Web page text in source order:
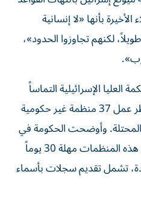
بأنها «لا إنسانية
لكنهم تجاوزوا الحدود»،
الإسرائيلية التماساً
يطلب تعليق قرار حكومي بحظر عمل 37 منظمة غير حكومية
المحتلة. وأوضحت الحكومة في
بيان أن المحكمة العليا منحت هذه المنظمات مهلة 30 يوماً
تشمل تقديم سجلات بأسماء